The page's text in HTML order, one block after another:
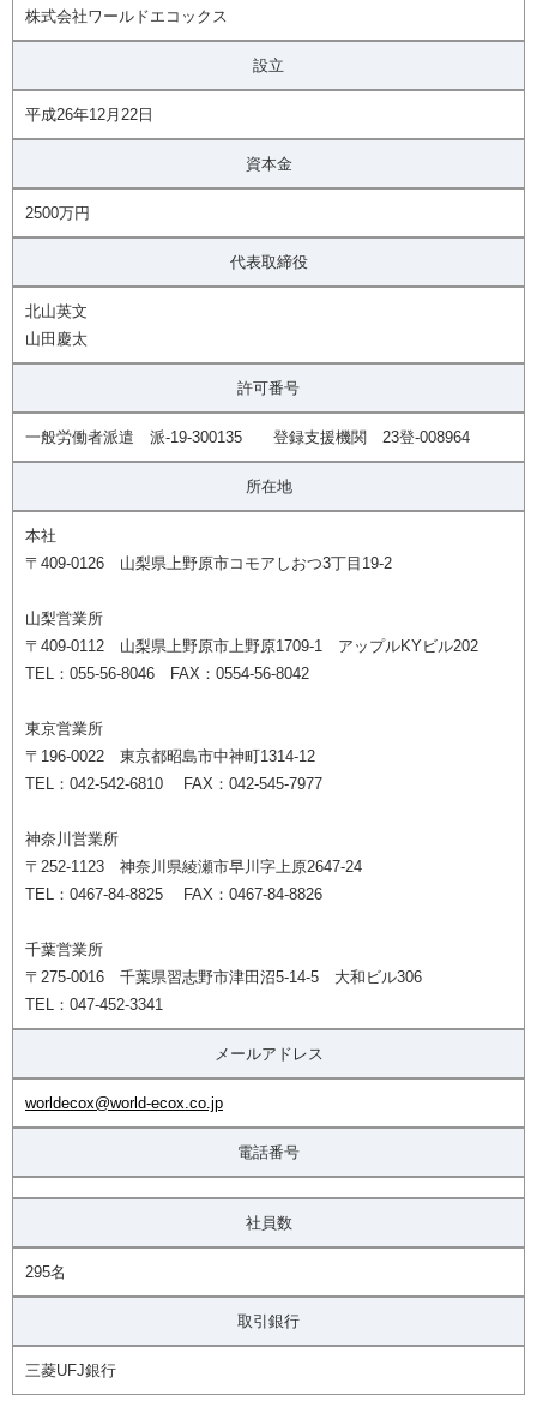
株式会社ワールドエコックス
設立
平成26年12月22日
資本金
2500万円
代表取締役
北山英文
山田慶太
許可番号
一般労働者派遣 派-19-300135 登録支援機関 23登-008964
所在地
本社
〒409-0126 山梨県上野原市コモアしおつ3丁目19-2
山梨営業所
〒409-0112 山梨県上野原市上野原1709-1 アップルKYビル202
TEL：055-56-8046 FAX：0554-56-8042
東京営業所
〒196-0022 東京都昭島市中神町1314-12
TEL：042-542-6810 FAX：042-545-7977
神奈川営業所
〒252-1123 神奈川県綾瀬市早川字上原2647-24
TEL：0467-84-8825 FAX：0467-84-8826
千葉営業所
〒275-0016 千葉県習志野市津田沼5-14-5 大和ビル306
TEL：047-452-3341
メールアドレス
worldecox@world-ecox.co.jp
電話番号
社員数
295名
取引銀行
三菱UFJ銀行